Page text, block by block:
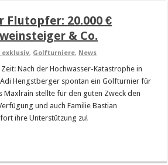
20.000 €
& Co.
exklusiv, Golfturniere, News
Nach der Hochwasser-Katastrophe in
Hengstberger spontan ein Golfturnier für
Maxlrain stellte für den guten Zweck den
und auch Familie Bastian
ihre Unterstützung zu!